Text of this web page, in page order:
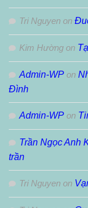
Tri Nguyen on
Kim Hường on
Admin-WP on
Đình
Admin-WP on
Trần Ngọc Anh
trần
Tri Nguyen on